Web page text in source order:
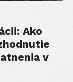
Ako
v